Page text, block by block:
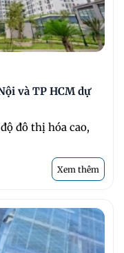
và TP HCM dự
đô thị hóa cao,
Xem thêm